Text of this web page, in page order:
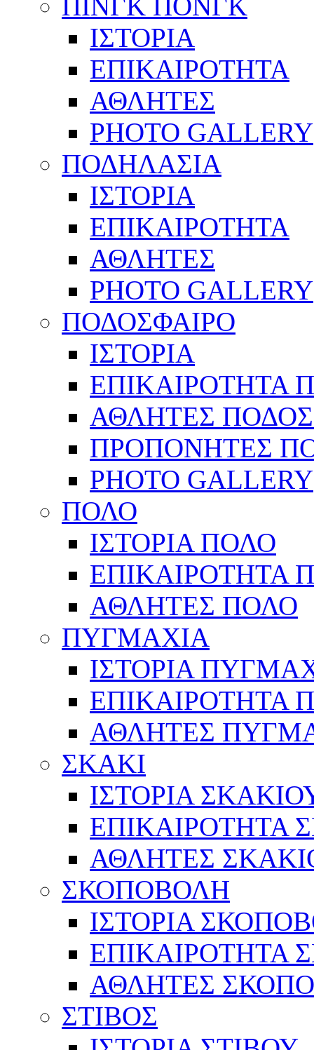
ΙΣΤΟΡΙΑ
ΕΠΙΚΑΙΡΟΤΗΤΑ
ΑΘΛΗΤΕΣ
PHOTO GALLERY
ΠΟΔΗΛΑΣΙΑ
ΙΣΤΟΡΙΑ
ΕΠΙΚΑΙΡΟΤΗΤΑ
ΑΘΛΗΤΕΣ
PHOTO GALLERY
ΠΟΔΟΣΦΑΙΡΟ
ΙΣΤΟΡΙΑ
ΕΠΙΚΑΙΡΟΤΗΤΑ
ΑΘΛΗΤΕΣ
ΠΡΟΠΟΝΗΤΕΣ
PHOTO GALLERY
ΠΟΛΟ
ΙΣΤΟΡΙΑ ΠΟΛΟ
ΕΠΙΚΑΙΡΟΤΗΤΑ
ΑΘΛΗΤΕΣ ΠΟΛΟ
ΠΥΓΜΑΧΙΑ
ΙΣΤΟΡΙΑ
ΕΠΙΚΑΙΡΟΤΗΤΑ
ΑΘΛΗΤΕΣ
ΣΚΑΚΙ
ΙΣΤΟΡΙΑ
ΕΠΙΚΑΙΡΟΤΗΤΑ
ΑΘΛΗΤΕΣ
ΣΚΟΠΟΒΟΛΗ
ΙΣΤΟΡΙΑ
ΕΠΙΚΑΙΡΟΤΗΤΑ
ΑΘΛΗΤΕΣ
ΣΤΙΒΟΣ